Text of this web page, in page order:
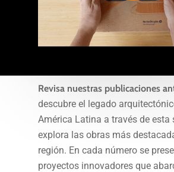
Revisa nuestras publicaciones
descubre el legado
América Latina a través de esta
explora las obras más
región. En cada número se
proyectos innovadores que